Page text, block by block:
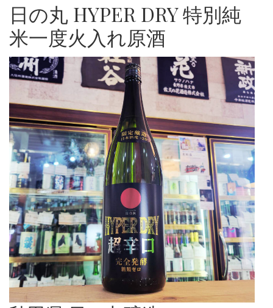
日の丸 HYPER DRY 特別純
米一度火入れ原酒